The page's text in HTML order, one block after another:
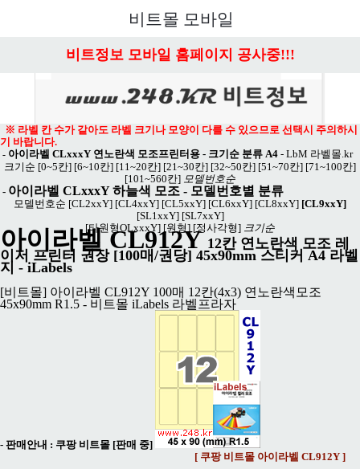
비트몰 모바일
비트정보 모바일 홈페이지 공사중!!!
※ 라벨 칸 수가 같아도 라벨 크기나 모양이 다를 수 있으므로 선택시 주의하시
기 바랍니다.
- 아이라벨 CLxxxY 연노란색 모조프린터용 - 크기순 분류 A4 - LbM 라벨몰.kr
크기순 [0~5칸] [6~10칸] [11~20칸] [21~30칸] [32~50칸] [51~70칸] [71~100칸]
[101~560칸] 모델번호순
- 아이라벨 CLxxxY 하늘색 모조 - 모델번호별 분류
모델번호순 [CL2xxY] [CL4xxY] [CL5xxY] [CL6xxY] [CL8xxY] [CL9xxY]
[SL1xxY] [SL7xxY]
[타원형OLxxxY] [원형] [정사각형] 크기순
아이라벨 CL912Y12칸 연노란색 모조 레
이저 프린터 권장 [100매/권당] 45x90mm 스티커 A4 라벨
지 - iLabels
[비트몰] 아이라벨 CL912Y 100매 12칸(4x3) 연노란색모조
45x90mm R1.5 - 비트몰 iLabels 라벨프라자
- 판매안내 : 쿠팡 비트몰 [판매 중]
[ 쿠팡 비트몰 아이라벨 CL912Y ]